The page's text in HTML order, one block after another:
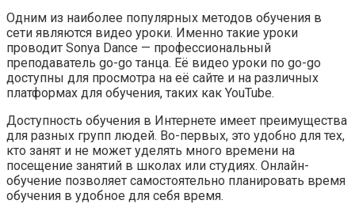
Одним из наиболее популярных методов обучения в
сети являются видео уроки. Именно такие уроки
проводит Sonya Dance — профессиональный
преподаватель go-go танца. Её видео уроки по go-go
доступны для просмотра на её сайте и на различных
платформах для обучения, таких как YouTube.
Доступность обучения в Интернете имеет преимущества
для разных групп людей. Во-первых, это удобно для тех,
кто занят и не может уделять много времени на
посещение занятий в школах или студиях. Онлайн-
обучение позволяет самостоятельно планировать время
обучения в удобное для себя время.